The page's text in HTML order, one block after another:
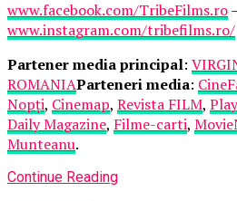
www.facebook.com/TribeFilms.ro
www.instagram.com/tribefilms.ro/
Partener media principal:
ROMANIAParteneri media:
Nopți, Cinemap, Revista FILM,
Daily Magazine, Filme-carti,
Munteanu.
Continue Reading